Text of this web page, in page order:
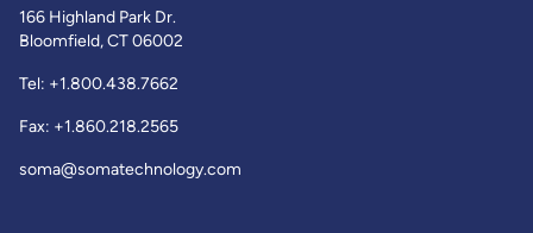
166 Highland Park Dr.
Bloomfield, CT 06002
Tel: +1.800.438.7662
Fax: +1.860.218.2565
soma@somatechnology.com